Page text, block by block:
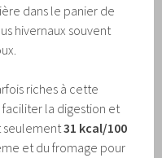
dans le panier de
hivernaux souvent
riches à cette
la digestion et
seulement31 kcal/100
et du fromage pour